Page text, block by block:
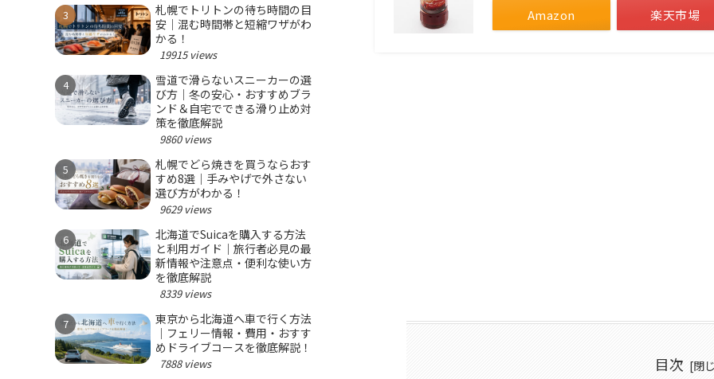
Amazon 楽天市場
目次
札幌でトリトンの待ち時間の目
安｜混む時間帯と短縮ワザがわ
かる！
19915 views
雪道で滑らないスニーカーの選
び方｜冬の安心・おすすめブラ
ンド＆自宅でできる滑り止め対
策を徹底解説
9860 views
札幌でどら焼きを買うならおす
すめ8選｜手みやげで外さない
選び方がわかる！
9629 views
北海道でSuicaを購入する方法
と利用ガイド｜旅行者必見の最
新情報や注意点・便利な使い方
を徹底解説
8339 views
東京から北海道へ車で行く方法
｜フェリー情報・費用・おすす
めドライブコースを徹底解説！
7888 views